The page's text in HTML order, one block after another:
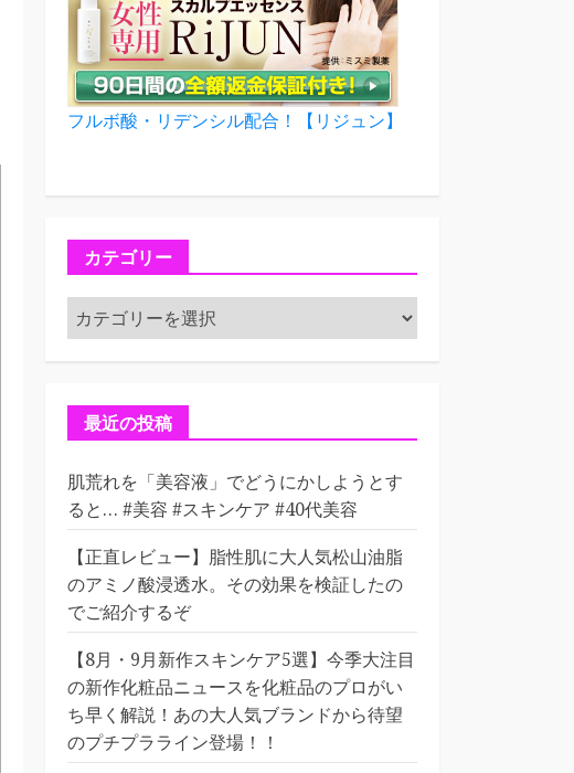
フルボ酸・リデンシル配合！【リジュン】
カテゴリー
カ
テ
ゴ
ー最近の投稿
肌荒れを「美容液」でどうにかしようとす
ると… #美容 #スキンケア #40代美容
【正直レビュー】脂性肌に大人気松山油脂
のアミノ酸浸透水。その効果を検証したの
でご紹介するぞ
【8月・9月新作スキンケア5選】今季大注目
の新作化粧品ニュースを化粧品のプロがい
ち早く解説！あの大人気ブランドから待望
のプチプラライン登場！！